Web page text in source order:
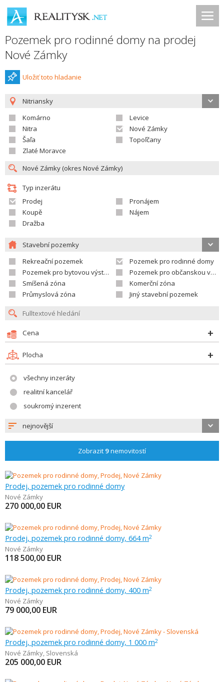
Pozemek pro rodinné domy na prodej
Nové Zámky
Uložiť toto hladanie
Nitriansky
Komárno
Levice
Nitra
Nové Zámky
Šaľa
Topoľčany
Zlaté Moravce
Typ inzerátu
Prodej
Pronájem
Koupě
Nájem
Dražba
Stavební pozemky
Rekreační pozemek
Pozemek pro rodinné domy
Pozemek pro bytovou výstavbu
Pozemek pro občanskou vybavenost
Smíšená zóna
Komerční zóna
Průmyslová zóna
Jiný stavební pozemek
Cena
Plocha
všechny inzeráty
realitní kancelář
soukromý inzerent
nejnovější
Zobrazit 9nemovitostí
Prodej, pozemek pro rodinné domy
Nové Zámky
270 000,00 EUR
Prodej, pozemek pro rodinné domy, 664 m2
Nové Zámky
118 500,00 EUR
Prodej, pozemek pro rodinné domy, 400 m2
Nové Zámky
79 000,00 EUR
Prodej, pozemek pro rodinné domy, 1 000 m2
Nové Zámky, Slovenská
205 000,00 EUR